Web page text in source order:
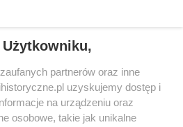
przez czytelników.
partnerów oraz inne
uzyskujemy dostęp i
na urządzeniu oraz
osobowe, takie jak unikalne